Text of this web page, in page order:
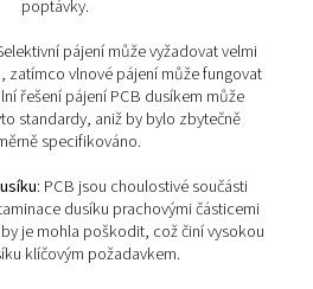
na dusík při
s plošnými spoji
(PCB) vyžadují precizní
s konkrétními požadavky na
: Bez dusíku se výroba desek s
a 24/7) zastaví. To
dusíku musí být absolutně